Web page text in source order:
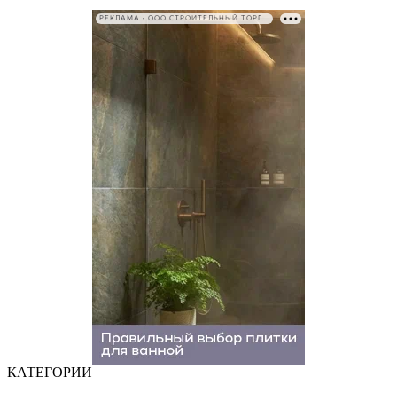
РЕКЛАМА • ООО СТРОИТЕЛЬНЫЙ ТОРГОВЫЙ ДОМ «ПЕТРОВИЧ». ИНН: 7802348846
КАТЕГОРИИ